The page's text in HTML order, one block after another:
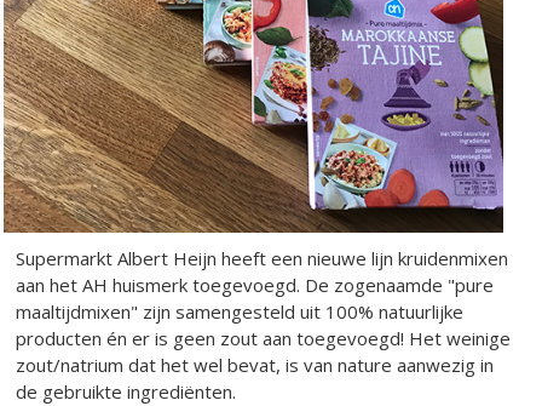
Supermarkt Albert Heijn heeft een nieuwe lijn kruidenmixen
aan het AH huismerk toegevoegd. De zogenaamde "pure
maaltijdmixen" zijn samengesteld uit 100% natuurlijke
producten én er is geen zout aan toegevoegd! Het weinige
zout/natrium dat het wel bevat, is van nature aanwezig in
de gebruikte ingrediënten.